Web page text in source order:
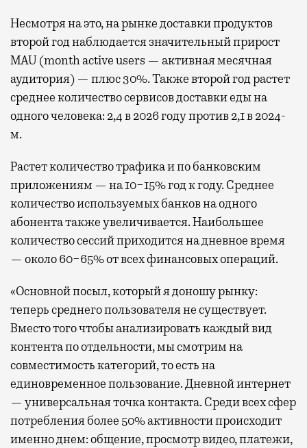
Несмотря на это, на рынке доставки продуктов
второй год наблюдается значительный прирост
MAU (month active users — активная месячная
аудитория) — плюс 30%. Также второй год растет
среднее количество сервисов доставки еды на
одного человека: 2,4 в 2026 году против 2,1 в 2024-
м.
Растет количество трафика и по банковским
приложениям — на 10−15% год к году. Среднее
количество используемых банков на одного
абонента также увеличивается. Наибольшее
количество сессий приходится на дневное время
— около 60−65% от всех финансовых операций.
«Основной посыл, который я доношу рынку:
теперь среднего пользователя не существует.
Вместо того чтобы анализировать каждый вид
контента по отдельности, мы смотрим на
совместимость категорий, то есть на
единовременное пользование. Дневной интернет
— универсальная точка контакта. Среди всех сфер
потребления более 50% активности происходит
именно днем: общение, просмотр видео, платежи,